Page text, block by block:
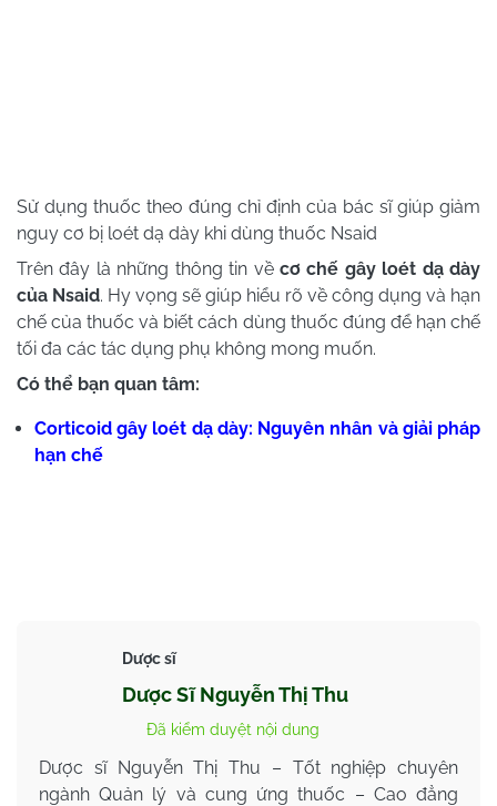
Sử dụng thuốc theo đúng chỉ định của bác sĩ giúp giảm
nguy cơ bị loét dạ dày khi dùng thuốc Nsaid
Trên đây là những thông tin về cơ chế gây loét dạ dày
của Nsaid. Hy vọng sẽ giúp hiểu rõ về công dụng và hạn
chế của thuốc và biết cách dùng thuốc đúng để hạn chế
tối đa các tác dụng phụ không mong muốn.
Có thể bạn quan tâm:
Corticoid gây loét dạ dày: Nguyên nhân và giải pháp
hạn chế
Dược sĩ
Dược Sĩ Nguyễn Thị Thu
Đã kiểm duyệt nội dung
Dược sĩ Nguyễn Thị Thu – Tốt nghiệp chuyên
ngành Quản lý và cung ứng thuốc – Cao đẳng